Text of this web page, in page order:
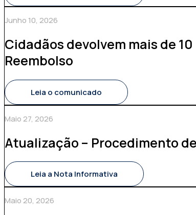
Junho 10, 2026
Cidadãos devolvem mais de
Reembolso
Leia o comunicado
Maio 27, 2026
Atualização – Procedimento
Leia a Nota Informativa
Maio 20, 2026